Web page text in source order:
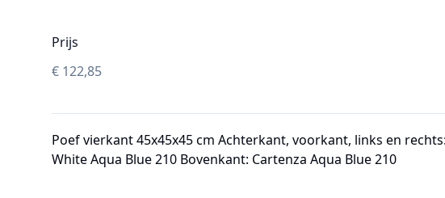
Prijs
€ 122,85
Poef vierkant 45x45x45 cm Achterkant, voorkant, links en
White Aqua Blue 210 Bovenkant: Cartenza Aqua Blue 210